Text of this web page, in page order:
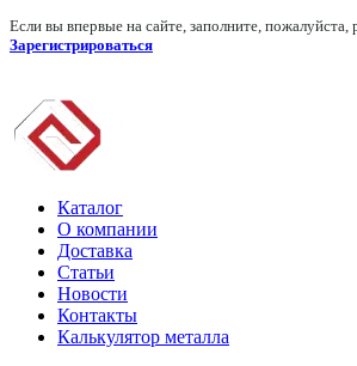
Если вы впервые на сайте, заполните,
Зарегистрироваться
Каталог
О компании
Доставка
Статьи
Новости
Контакты
Калькулятор металла